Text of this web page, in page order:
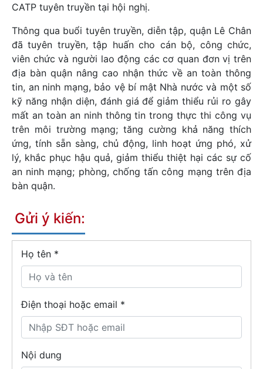
CATP tuyên truyền tại hội nghị.
Thông qua buổi tuyên truyền, diễn tập, quận Lê Chân
đã tuyên truyền, tập huấn cho cán bộ, công chức,
viên chức và người lao động các cơ quan đơn vị trên
địa bàn quận nâng cao nhận thức về an toàn thông
tin, an ninh mạng, bảo vệ bí mật Nhà nước và một số
kỹ năng nhận diện, đánh giá để giảm thiểu rủi ro gây
mất an toàn an ninh thông tin trong thực thi công vụ
trên môi trường mạng; tăng cường khả năng thích
ứng, tính sẵn sàng, chủ động, linh hoạt ứng phó, xử
lý, khắc phục hậu quả, giảm thiểu thiệt hại các sự cố
an ninh mạng; phòng, chống tấn công mạng trên địa
bàn quận.
Gửi ý kiến:
Họ tên *
Điện thoại hoặc email *
Nội dung